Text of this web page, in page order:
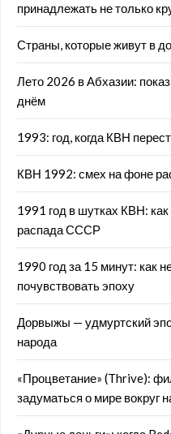
принадлежать не только
Страны, которые живут в
Лето 2026 в Абхазии:
днём
1993: год, когда КВН
КВН 1992: смех на фоне
1991 год в шутках КВН:
распада СССР
1990 год за 15 минут: как
почувствовать эпоху
Дорвыжы — удмуртский
народа
«Процветание» (Thrive):
задуматься о мире вокруг